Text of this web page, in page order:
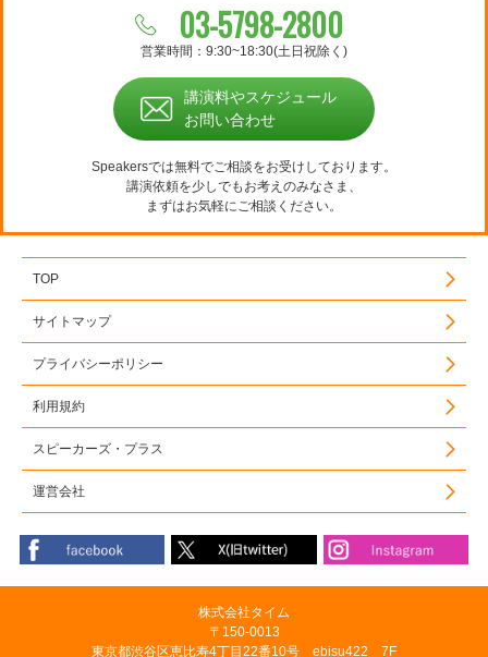
03-5798-2800
営業時間：9:30~18:30(土日祝除く)
講演料やスケジュール
お問い合わせ
Speakersでは無料でご相談をお受けしております。
講演依頼を少しでもお考えのみなさま、
まずはお気軽にご相談ください。
TOP
サイトマップ
プライバシーポリシー
利用規約
スピーカーズ・プラス
運営会社
株式会社タイム
〒150-0013
東京都渋谷区恵比寿4丁目22番10号 ebisu422 7F